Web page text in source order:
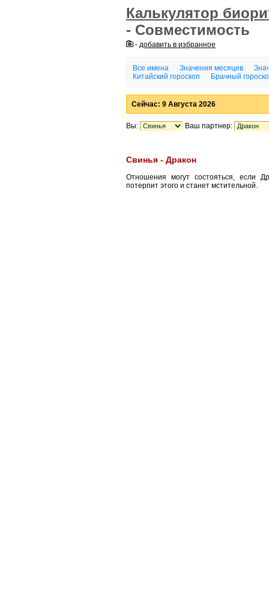
Калькулятор
- Совместимость
- добавить в избранное
Все имена Значения месяцев
Китайский гороскоп
Брачный
Сейчас: 9 Августа 2026
Вы: Ваш партнер:
Свинья - Дракон
Отношения могут состояться, если
потерпит этого и станет мстительной.